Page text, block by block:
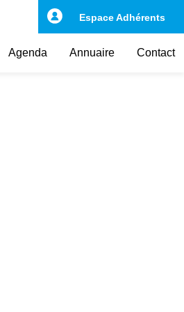
Agenda Annuaire Contact
Espace Adhérents